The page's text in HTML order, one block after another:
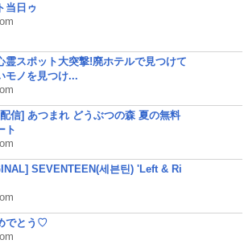
当日ゥ
霊スポット大突撃!廃ホテルで見つけて
モノを見つけ...
信] あつまれ どうぶつの森 夏の無料
ト
SEVENTEEN(세븐틴) 'Left & Ri
でとう♡